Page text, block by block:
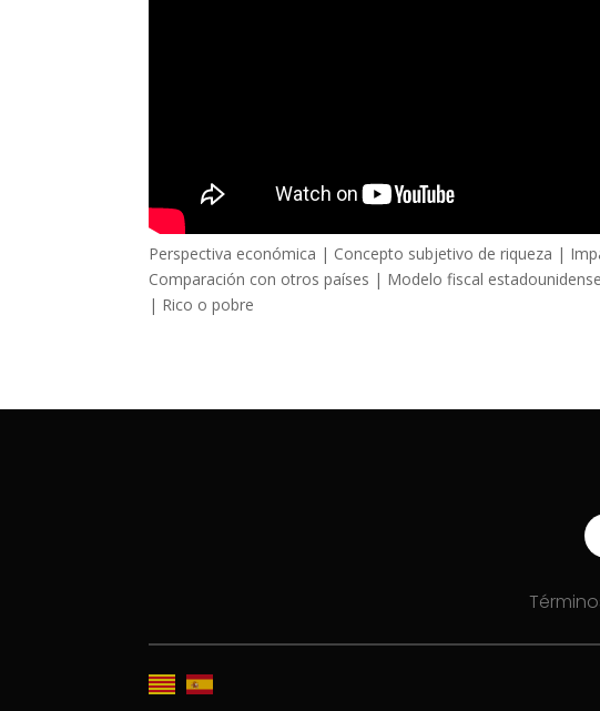
Perspectiva económica | Concepto subjetivo de riqueza |
Comparación con otros países | Modelo fiscal
| Rico o pobre